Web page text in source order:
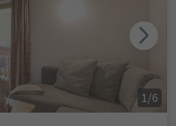
1/6